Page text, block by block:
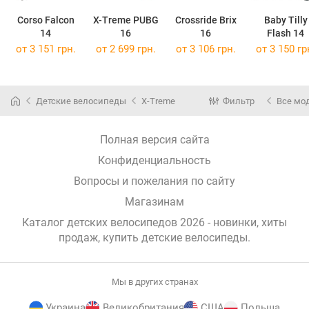
Corso Falcon
14
X-Treme PUBG
16
Crossride Brix
16
Baby Tilly
Flash 14
от 3 151 грн. от 2 699 грн. от 3 106 грн. от 3 150
Детские велосипеды X-Treme Фильтр Все
Полная версия сайта
Конфиденциальность
Вопросы и пожелания по сайту
Магазинам
Каталог детских велосипедов 2026 - новинки, хиты
продаж, купить детские велосипеды.
Мы в других странах